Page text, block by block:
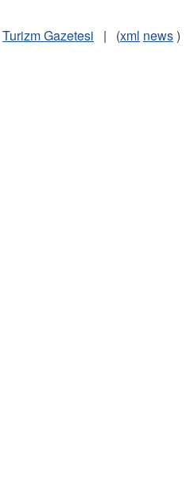
Turizm Gazetesi | (xml news)